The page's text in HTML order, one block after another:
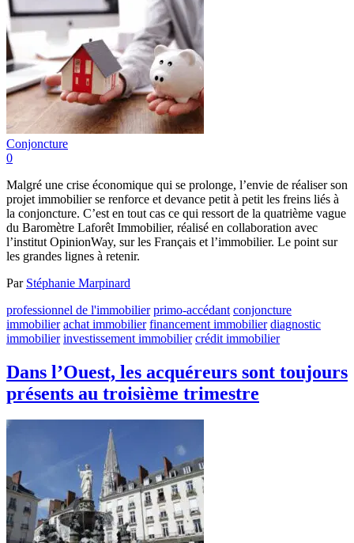
Conjoncture
0
Malgré une crise économique qui se prolonge, l’envie de réaliser son
projet immobilier se renforce et devance petit à petit les freins liés à
la conjoncture. C’est en tout cas ce qui ressort de la quatrième vague
du Baromètre Laforêt Immobilier, réalisé en collaboration avec
l’institut OpinionWay, sur les Français et l’immobilier. Le point sur
les grandes lignes à retenir.
Par Stéphanie Marpinard
professionnel de l'immobilier primo-accédant conjoncture
immobilier achat immobilier financement immobilier diagnostic
immobilier investissement immobilier crédit immobilier
Dans l’Ouest, les acquéreurs sont toujours
présents au troisième trimestre